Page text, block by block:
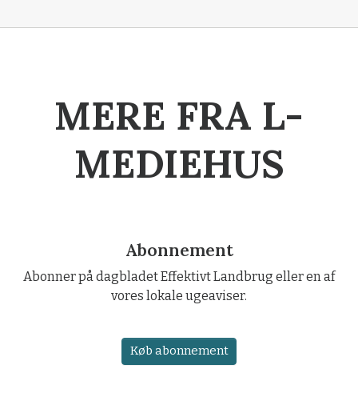
MERE FRA L-
MEDIEHUS
Abonnement
Abonner på dagbladet Effektivt Landbrug eller en af
vores lokale ugeaviser.
Køb abonnement